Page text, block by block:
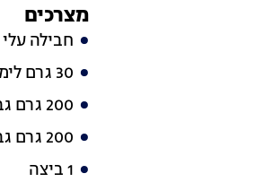
מצרכים
חבילה עלי
30 גרם לימון כבוש
200 גרם גבינה בולגרית
200 גרם גבינת פטה
1 ביצה